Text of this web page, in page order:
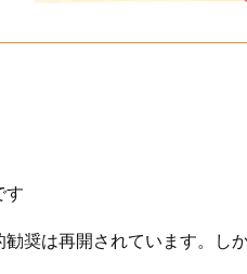
す
奨は再開されています。し